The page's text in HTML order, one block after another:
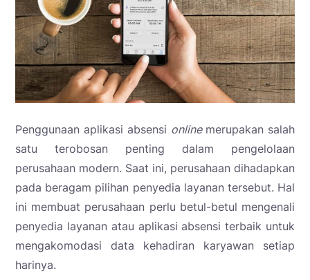
Penggunaan aplikasi absensi online merupakan salah
satu terobosan penting dalam pengelolaan
perusahaan modern. Saat ini, perusahaan dihadapkan
pada beragam pilihan penyedia layanan tersebut. Hal
ini membuat perusahaan perlu betul-betul mengenali
penyedia layanan atau aplikasi absensi terbaik untuk
mengakomodasi data kehadiran karyawan setiap
harinya.